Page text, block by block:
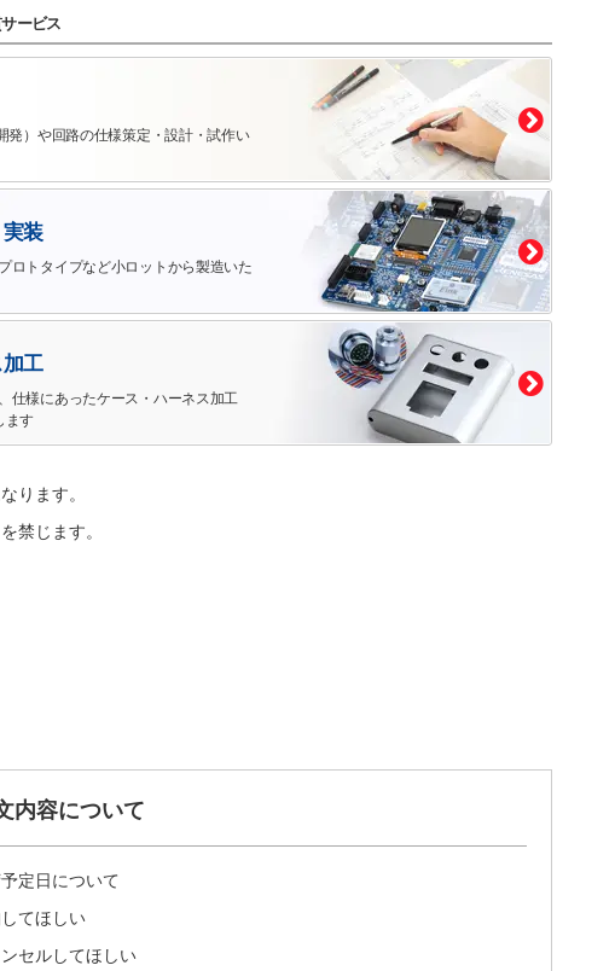
ービス
発）や回路の仕様策定・設計・試作い
装
ロトタイプなど小ロットから製造いた
工
仕様にあったケース・ハーネス加工
ます
ります。
禁じます。
内容について
定日について
てほしい
セルしてほしい